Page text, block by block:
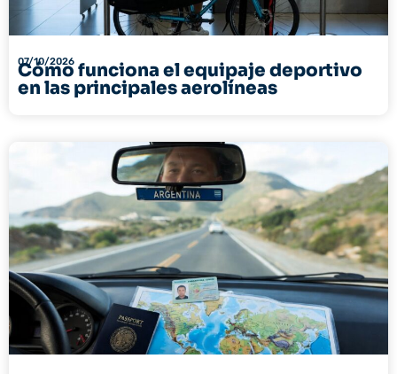
07/10/2026
Cómo funciona el equipaje deportivo
en las principales aerolíneas